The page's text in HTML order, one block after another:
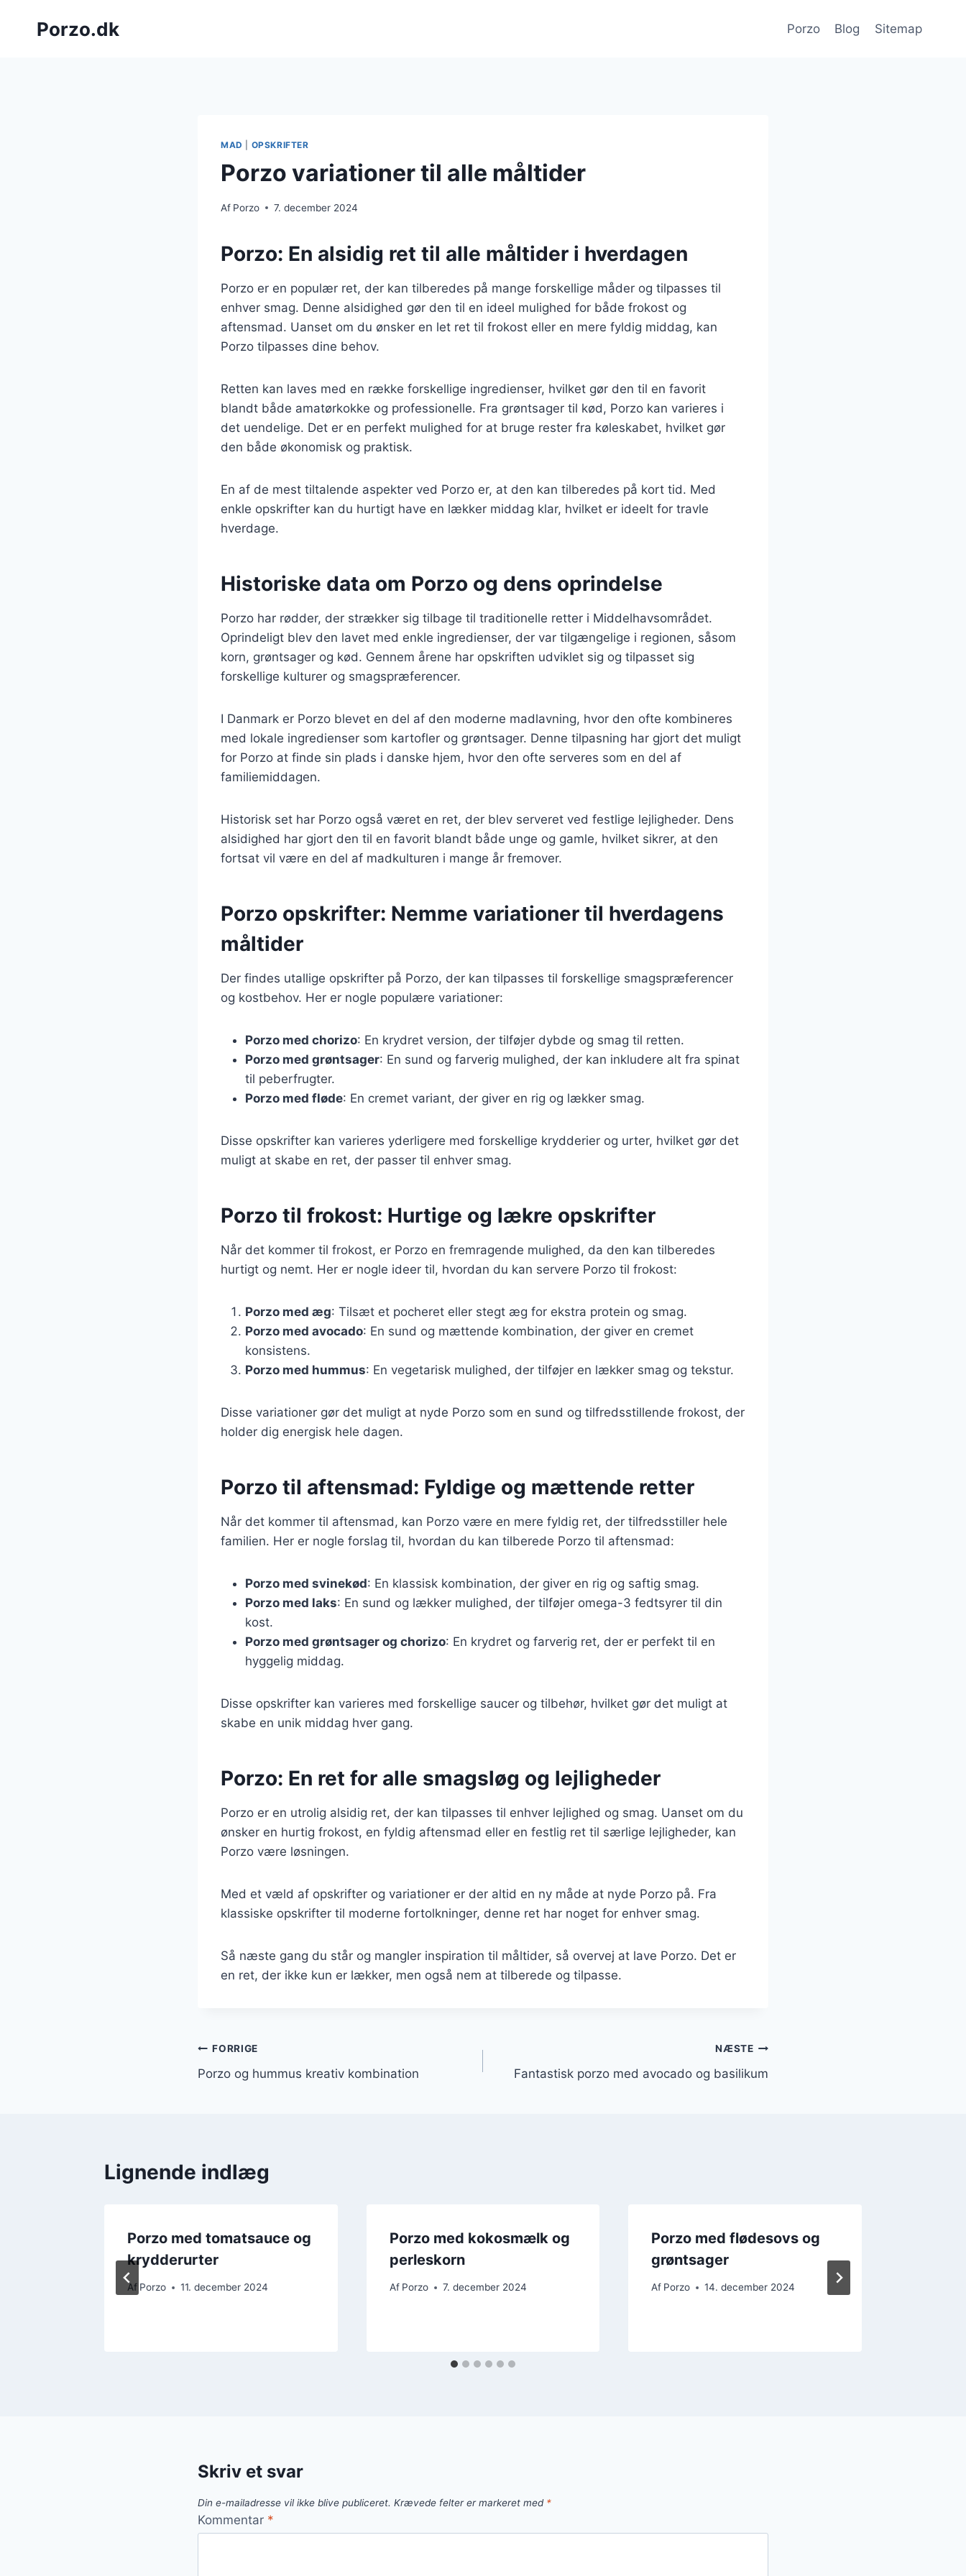
Porzo.dk Porzo Blog Sitemap
MAD OPSKRIFTER
Porzo variationer til alle måltider
Af Porzo 7. december 2024
Porzo: En alsidig ret til alle måltider i hverdagen
Porzo er en populær ret, der kan tilberedes på mange forskellige måder og tilpasses til
enhver smag. Denne alsidighed gør den til en ideel mulighed for både frokost og
aftensmad. Uanset om du ønsker en let ret til frokost eller en mere fyldig middag, kan
Porzo tilpasses dine behov.
Retten kan laves med en række forskellige ingredienser, hvilket gør den til en favorit
blandt både amatørkokke og professionelle. Fra grøntsager til kød, Porzo kan varieres i
det uendelige. Det er en perfekt mulighed for at bruge rester fra køleskabet, hvilket gør
den både økonomisk og praktisk.
En af de mest tiltalende aspekter ved Porzo er, at den kan tilberedes på kort tid. Med
enkle opskrifter kan du hurtigt have en lækker middag klar, hvilket er ideelt for travle
hverdage.
Historiske data om Porzo og dens oprindelse
Porzo har rødder, der strækker sig tilbage til traditionelle retter i Middelhavsområdet.
Oprindeligt blev den lavet med enkle ingredienser, der var tilgængelige i regionen, såsom
korn, grøntsager og kød. Gennem årene har opskriften udviklet sig og tilpasset sig
forskellige kulturer og smagspræferencer.
I Danmark er Porzo blevet en del af den moderne madlavning, hvor den ofte kombineres
med lokale ingredienser som kartofler og grøntsager. Denne tilpasning har gjort det muligt
for Porzo at finde sin plads i danske hjem, hvor den ofte serveres som en del af
familiemiddagen.
Historisk set har Porzo også været en ret, der blev serveret ved festlige lejligheder. Dens
alsidighed har gjort den til en favorit blandt både unge og gamle, hvilket sikrer, at den
fortsat vil være en del af madkulturen i mange år fremover.
Porzo opskrifter: Nemme variationer til hverdagens
måltider
Der findes utallige opskrifter på Porzo, der kan tilpasses til forskellige smagspræferencer
og kostbehov. Her er nogle populære variationer:
Porzo med chorizo: En krydret version, der tilføjer dybde og smag til retten.
Porzo med grøntsager: En sund og farverig mulighed, der kan inkludere alt fra spinat
til peberfrugter.
Porzo med fløde: En cremet variant, der giver en rig og lækker smag.
Disse opskrifter kan varieres yderligere med forskellige krydderier og urter, hvilket gør det
muligt at skabe en ret, der passer til enhver smag.
Porzo til frokost: Hurtige og lækre opskrifter
Når det kommer til frokost, er Porzo en fremragende mulighed, da den kan tilberedes
hurtigt og nemt. Her er nogle ideer til, hvordan du kan servere Porzo til frokost:
Porzo med æg: Tilsæt et pocheret eller stegt æg for ekstra protein og smag.
Porzo med avocado: En sund og mættende kombination, der giver en cremet
konsistens.
Porzo med hummus: En vegetarisk mulighed, der tilføjer en lækker smag og tekstur.
Disse variationer gør det muligt at nyde Porzo som en sund og tilfredsstillende frokost, der
holder dig energisk hele dagen.
Porzo til aftensmad: Fyldige og mættende retter
Når det kommer til aftensmad, kan Porzo være en mere fyldig ret, der tilfredsstiller hele
familien. Her er nogle forslag til, hvordan du kan tilberede Porzo til aftensmad:
Porzo med svinekød: En klassisk kombination, der giver en rig og saftig smag.
Porzo med laks: En sund og lækker mulighed, der tilføjer omega-3 fedtsyrer til din
kost.
Porzo med grøntsager og chorizo: En krydret og farverig ret, der er perfekt til en
hyggelig middag.
Disse opskrifter kan varieres med forskellige saucer og tilbehør, hvilket gør det muligt at
skabe en unik middag hver gang.
Porzo: En ret for alle smagsløg og lejligheder
Porzo er en utrolig alsidig ret, der kan tilpasses til enhver lejlighed og smag. Uanset om du
ønsker en hurtig frokost, en fyldig aftensmad eller en festlig ret til særlige lejligheder, kan
Porzo være løsningen.
Med et væld af opskrifter og variationer er der altid en ny måde at nyde Porzo på. Fra
klassiske opskrifter til moderne fortolkninger, denne ret har noget for enhver smag.
Så næste gang du står og mangler inspiration til måltider, så overvej at lave Porzo. Det er
en ret, der ikke kun er lækker, men også nem at tilberede og tilpasse.
Indlægsnavigation
FORRIGE
Porzo og hummus kreativ kombination
NÆSTE
Fantastisk porzo med avocado og basilikum
Lignende indlæg
Porzo med tomatsauce og
krydderurter
Af Porzo 11. december 2024
Porzo med kokosmælk og
perleskorn
Af Porzo 7. december 2024
Porzo med flødesovs og
grøntsager
Af Porzo 14. december 2024
Skriv et svar
Din e-mailadresse vil ikke blive publiceret. Krævede felter er markeret med *
Kommentar *